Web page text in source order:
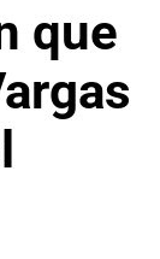
que